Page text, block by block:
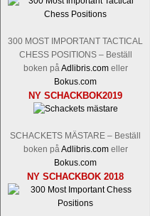
300 MOST IMPORTANT TACTICAL
CHESS POSITIONS – Beställ
boken påAdlibris.comeller
Bokus.com
NY SCHACKBOK2019
SCHACKETS MÄSTARE – Beställ
boken påAdlibris.comeller
Bokus.com
NY SCHACKBOK 2018